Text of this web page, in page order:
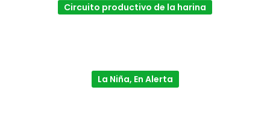
Circuito productivo de la harina
La Niña, En Alerta